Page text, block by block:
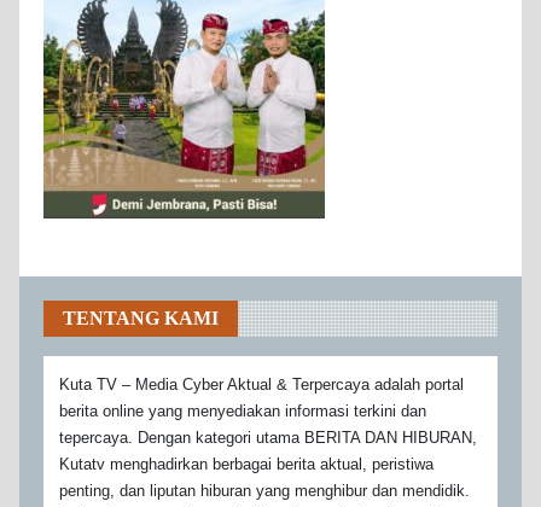
TENTANG KAMI
Kuta TV – Media Cyber Aktual & Terpercaya adalah portal
berita online yang menyediakan informasi terkini dan
tepercaya. Dengan kategori utama BERITA DAN HIBURAN,
Kutatv menghadirkan berbagai berita aktual, peristiwa
penting, dan liputan hiburan yang menghibur dan mendidik.